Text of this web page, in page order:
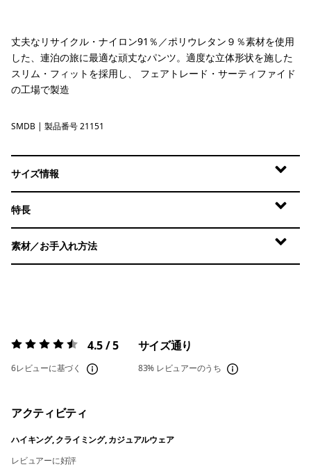
丈夫なリサイクル・ナイロン91％／ポリウレタン９％素材を使用
した、連泊の旅に最適な頑丈なパンツ。適度な立体形状を施した
スリム・フィットを採用し、 フェアトレード・サーティファイド
の工場で製造
Smolder Blue
SMDB | 製品番号 21151
サイズ情報
特長
素材／お手入れ方法
評価:4.5 / 5 4.5 / 5
6レビューに基づく
サイズ通り
83% レビュアーのうち
アクティビティ
ハイキング, クライミング, カジュアルウェア
レビュアーに好評